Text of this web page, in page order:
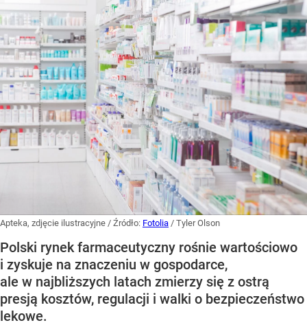
Apteka, zdjęcie ilustracyjne / Źródło: Fotolia / Tyler Olson
Polski rynek farmaceutyczny rośnie wartościowo
i zyskuje na znaczeniu w gospodarce,
ale w najbliższych latach zmierzy się z ostrą
presją kosztów, regulacji i walki o bezpieczeństwo
lekowe.